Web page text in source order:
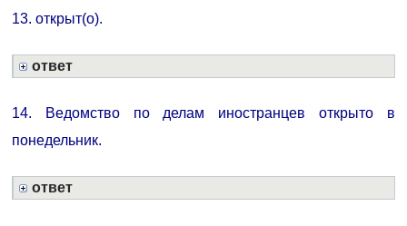
13. открыт(о).
ответ
14. Ведомство по делам иностранцев открыто в
понедельник.
ответ